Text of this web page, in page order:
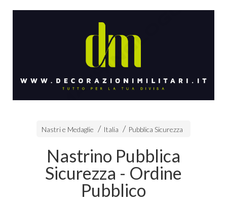
Nastri e Medaglie Italia Pubblica Sicurezza
Nastrino Pubblica
Sicurezza - Ordine
Pubblico